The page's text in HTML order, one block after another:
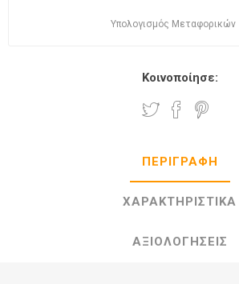
Υπολογισμός Μεταφορικών
Κοινοποίησε:
ΠΕΡΙΓΡΑΦΉ
ΧΑΡΑΚΤΗΡΙΣΤΙΚΆ
ΑΞΙΟΛΟΓΉΣΕΙΣ